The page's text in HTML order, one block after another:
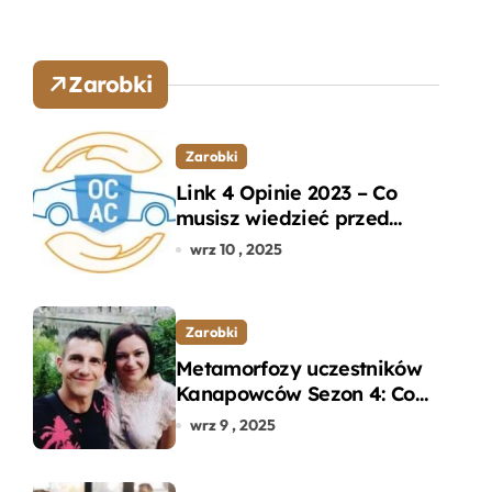
Zarobki
Zarobki
Link 4 Opinie 2023 – Co
musisz wiedzieć przed
wyborem ubezpieczenia
wrz 10 , 2025
Zarobki
Metamorfozy uczestników
Kanapowców Sezon 4: Co
naprawdę zaskoczyło
wrz 9 , 2025